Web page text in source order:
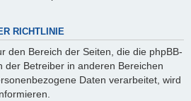
RICHTLINIE
den Bereich der Seiten, die die phpBB-
der Betreiber in anderen Bereichen
Daten verarbeitet, wird